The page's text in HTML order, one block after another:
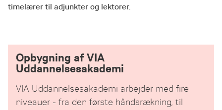
timelærer til adjunkter og lektorer.
Opbygning af VIA
Uddannelsesakademi
VIA Uddannelsesakademi arbejder med fire
niveauer - fra den første håndsrækning, til